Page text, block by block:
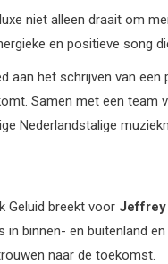
niet alleen draait om
en positieve song
het schrijven van
Samen met een team
Nederlandstalige
Geluid breekt voor Jeffrey
binnen- en buitenland
naar de toekomst.